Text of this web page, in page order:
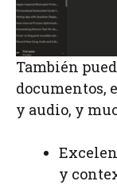
También
documentos,
y audio, y
y